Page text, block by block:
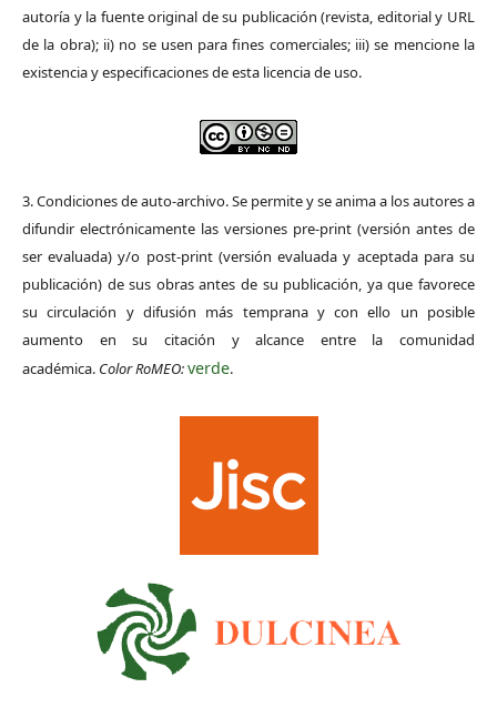
autoría y la fuente original de su publicación (revista, editorial y URL
de la obra); ii) no se usen para fines comerciales; iii) se mencione la
existencia y especificaciones de esta licencia de uso.
3. Condiciones de auto-archivo. Se permite y se anima a los autores a
difundir electrónicamente las versiones pre-print (versión antes de
ser evaluada) y/o post-print (versión evaluada y aceptada para su
publicación) de sus obras antes de su publicación, ya que favorece
su circulación y difusión más temprana y con ello un posible
aumento en su citación y alcance entre la comunidad
académica. Color RoMEO:verde.